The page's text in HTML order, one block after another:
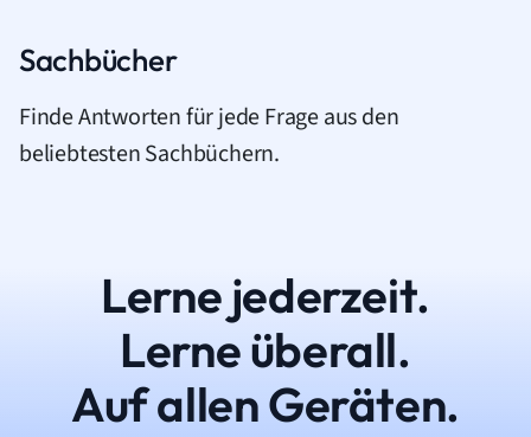
Sachbücher
Finde Antworten für jede Frage aus den
beliebtesten Sachbüchern.
Lerne jederzeit.
Lerne überall.
Auf allen Geräten.